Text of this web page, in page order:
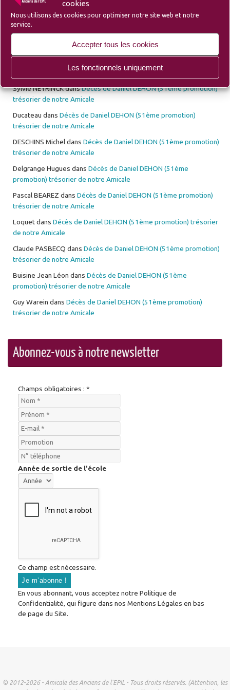
cookies
Nous utilisons des cookies pour optimiser notre site web et notre
service.
Accepter tous les cookies
Les fonctionnels uniquement
Les 10 derniers commentaires déposés
Sylvie NEYRINCKdansDécès de Daniel DEHON (51ème promotion)
trésorier de notre Amicale
Ducateau dans Décès de Daniel DEHON (51ème promotion)
trésorier de notre Amicale
DESCHINS Micheldans Décès de Daniel DEHON (51ème promotion)
trésorier de notre Amicale
Delgrange Hugues dans Décès de Daniel DEHON (51ème
promotion) trésorier de notre Amicale
Pascal BEAREZ dans Décès de Daniel DEHON (51ème promotion)
trésorier de notre Amicale
Loquetdans Décès de Daniel DEHON (51ème promotion) trésorier
de notre Amicale
Claude PASBECQ dans Décès de Daniel DEHON (51ème promotion)
trésorier de notre Amicale
Buisine Jean Léon dans Décès de Daniel DEHON (51ème
promotion) trésorier de notre Amicale
Guy Warein dans Décès de Daniel DEHON (51ème promotion)
trésorier de notre Amicale
Abonnez-vous à notre newsletter
Champs obligatoires : *
Année de sortie de l'école
Ce champ est nécessaire.
En vous abonnant, vous acceptez notre Politique de
Confidentialité, qui figure dans nos Mentions Légales en bas
de page du Site.
© 2012-2026 - Amicale des Anciens de l'EPIL - Tous droits réservés. (Attention, les